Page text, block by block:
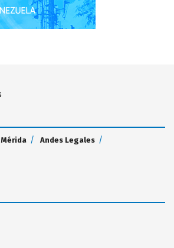
Mérida
Andes Legales